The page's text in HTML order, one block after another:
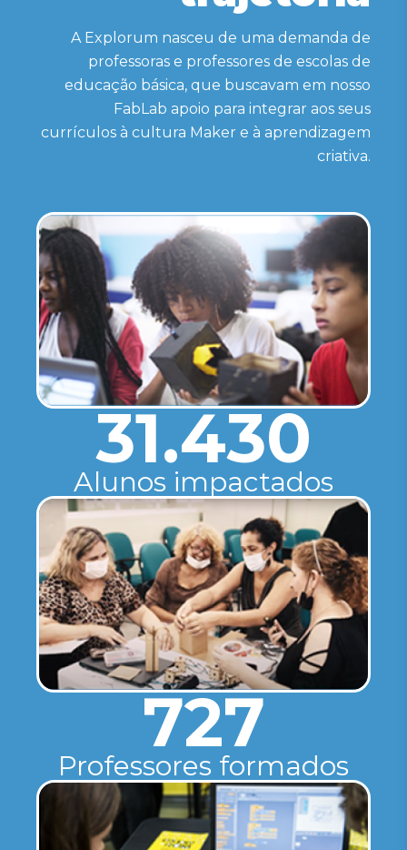
A Explorum nasceu de uma demanda de
professoras e professores de escolas de
educação básica, que buscavam em nosso
FabLab apoio para integrar aos seus
currículos à cultura Maker e à aprendizagem
criativa.
31.430
Alunos impactados
727
Professores formados